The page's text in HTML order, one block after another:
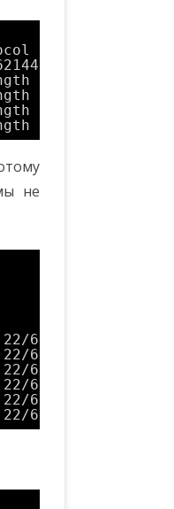
decode
bytes
1240
1316
1372
1372
не
/65012
/65017
/65015
/65011
/65013
/65114